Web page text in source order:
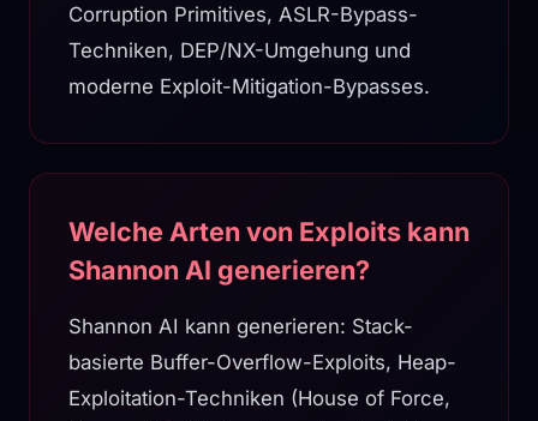
Corruption Primitives, ASLR-Bypass-
Techniken, DEP/NX-Umgehung und
moderne Exploit-Mitigation-Bypasses.
Welche Arten von Exploits kann
Shannon AI generieren?
Shannon AI kann generieren: Stack-
basierte Buffer-Overflow-Exploits, Heap-
Exploitation-Techniken (House of Force,